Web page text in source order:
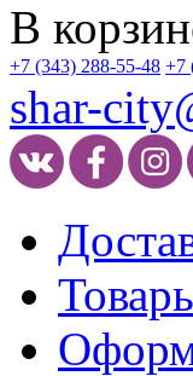
В
+7 (343) 288-55-48 +7
shar-